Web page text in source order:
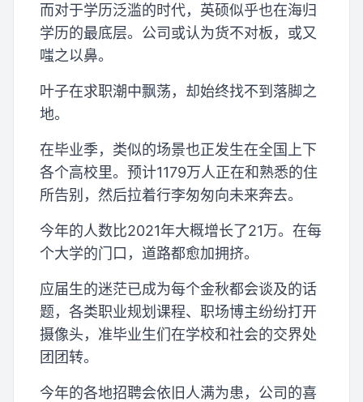
而对于学历泛滥的时代，英硕似乎也在海归
学历的最底层。公司或认为货不对板，或又
嗤之以鼻。
叶子在求职潮中飘荡，却始终找不到落脚之
地。
在毕业季，类似的场景也正发生在全国上下
各个高校里。预计1179万人正在和熟悉的住
所告别，然后拉着行李匆匆向未来奔去。
今年的人数比2021年大概增长了21万。在每
个大学的门口，道路都愈加拥挤。
应届生的迷茫已成为每个金秋都会谈及的话
题，各类职业规划课程、职场博主纷纷打开
摄像头，准毕业生们在学校和社会的交界处
团团转。
今年的各地招聘会依旧人满为患，公司的喜